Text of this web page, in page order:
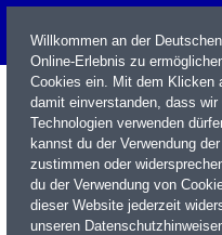
Name / WKN / ISIN / Kürzel
Willkommen an der
Online-Erlebnis zu
Cookies ein. Mit dem Klicken
damit einverstanden, dass
Technologien verwenden
kannst du der Verwendung
zustimmen oder
du der Verwendung von
dieser Website jederzeit
unseren